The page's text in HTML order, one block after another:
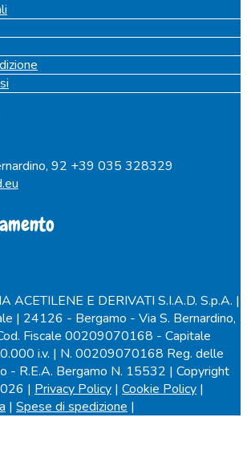
92 +39 035 328329
ACETILENE E DERIVATI S.I.A.D. S.p.A. |
| 24126 - Bergamo - Via S. Bernardino,
Fiscale 00209070168 - Capitale
i.v. | N. 00209070168 Reg. delle
- R.E.A. Bergamo N. 15532 | Copyright
| Privacy Policy | Cookie Policy |
| Spese di spedizione |